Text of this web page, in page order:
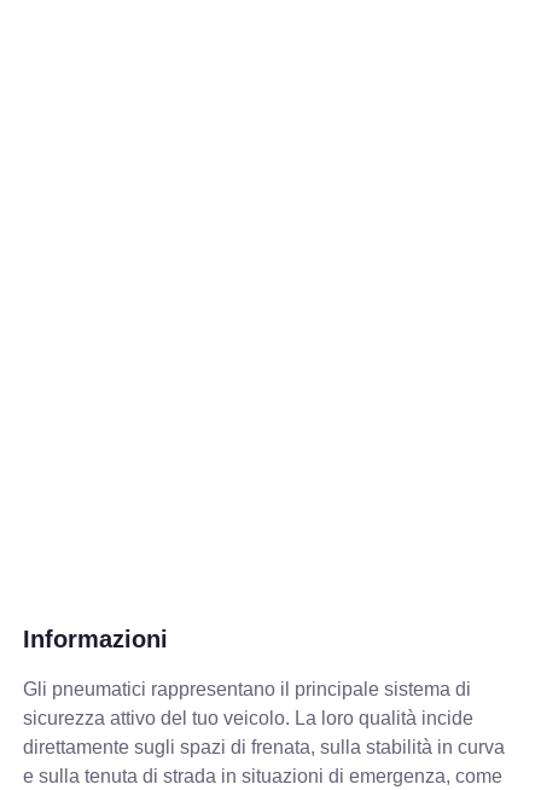
Informazioni
Gli pneumatici rappresentano il principale sistema di
sicurezza attivo del tuo veicolo. La loro qualità incide
direttamente sugli spazi di frenata, sulla stabilità in curva
e sulla tenuta di strada in situazioni di emergenza, come